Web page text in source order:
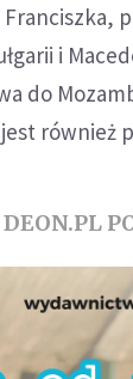
i
do
również
DEON.PL